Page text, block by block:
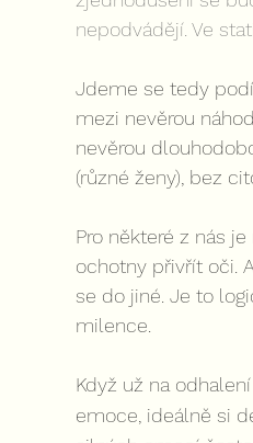
nepodvádějí. Ve
Jdeme se tedy
mezi nevěrou
nevěrou
(různé ženy), bez
Pro některé z nás
ochotny přivřít oči.
se do jiné. Je to
milence.
Když už na
emoce, ideálně si